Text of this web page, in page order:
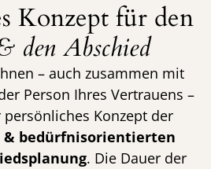
Konzept für den
den Abschied
– auch zusammen mit
Person Ihres Vertrauens –
Konzept der
bedürfnisorientierten
. Die Dauer der